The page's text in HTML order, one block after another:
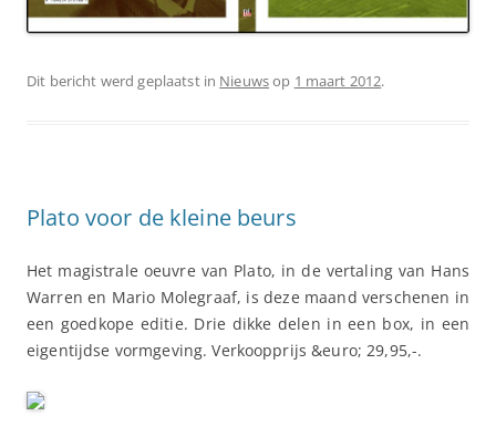
Dit bericht werd geplaatst in Nieuwsop 1 maart 2012.
Plato voor de kleine beurs
Het magistrale oeuvre van Plato, in de vertaling van Hans
Warren en Mario Molegraaf, is deze maand verschenen in
een goedkope editie. Drie dikke delen in een box, in een
eigentijdse vormgeving. Verkoopprijs &euro; 29,95,-.